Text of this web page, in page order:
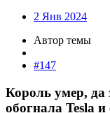
2 Янв 2024
Автор темы
#147
Король умер, да
обогнала Tesla